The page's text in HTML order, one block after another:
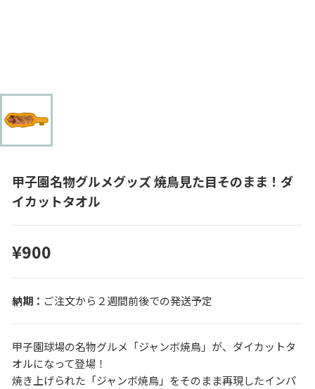
甲子園名物グルメグッズ 焼鳥見た目そのまま！ダ
イカットタオル
¥900
ご注文から２週間前後での発送予定
甲子園球場の名物グルメ「ジャンボ焼鳥」が、ダイカットタ
オルになって登場！
焼き上げられた「ジャンボ焼鳥」をそのまま再現したインパ